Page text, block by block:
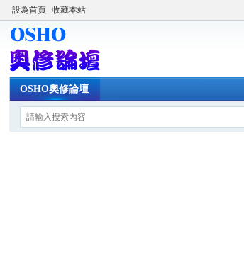
設為首頁 收藏本站
OSHO奧修論壇